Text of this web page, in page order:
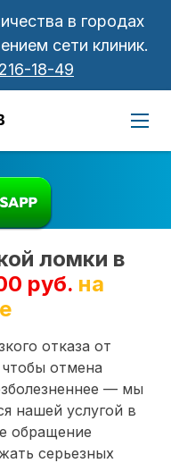
в городах
сети клиник.
18-49
ломки в
руб. на
отказа от
отмена
— мы
нашей услугой в
обращение
серьезных